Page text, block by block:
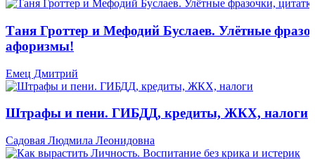
Таня Гроттер и Мефодий Буслаев. Улётные
афоризмы!
Емец Дмитрий
Штрафы и пени. ГИБДД, кредиты, ЖКХ, налоги
Садовая Людмила Леонидовна